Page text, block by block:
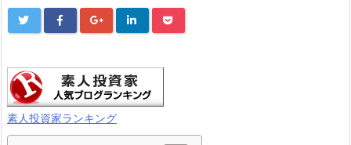
素人投資家ランキング